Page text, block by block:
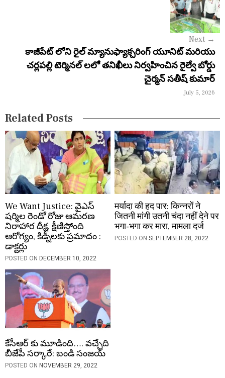
n
Next →
కాజీపేట్ లోని రైల్ మ్యానుఫ్యాక్చరింగ్ యూనిట్ మరియు
చర్లపల్లి టెర్మినల్‌ లలో తనిఖీలు నిర్వహించిన రైల్వే బోర్డు
చైర్మన్ సతీష్ కుమార్
July 5, 2026
Related Posts
We Want Justice: వైఎస్
షర్మిల రెండో రోజు ఆమరణ
నిరాహార దీక్ష, క్షీణిస్తోంది
ఆరోగ్యం, కిడ్నీలకు ప్రమాదం :
డాక్టర్లు
POSTED ON DECEMBER 10, 2022
मर्यादा की हद पार: किन्नरों ने
जितनी मांगी उतनी चंदा नहीं देने पर
भगा-भगा कर मारा, मामला दर्ज
POSTED ONSEPTEMBER 28, 2022
కేసీఆర్ కు మూడింది…. వచ్చేది
బీజేపీ సర్కారే: బండి సంజయ్
POSTED ON NOVEMBER 29, 2022